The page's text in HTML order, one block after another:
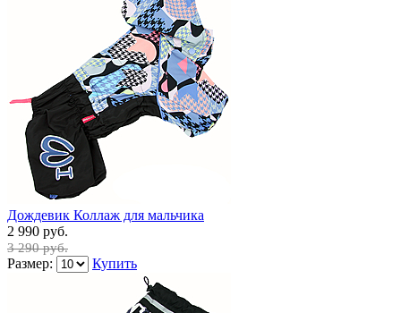
Дождевик Коллаж для мальчика
2 990 руб.
3 290 руб.
Размер: Купить